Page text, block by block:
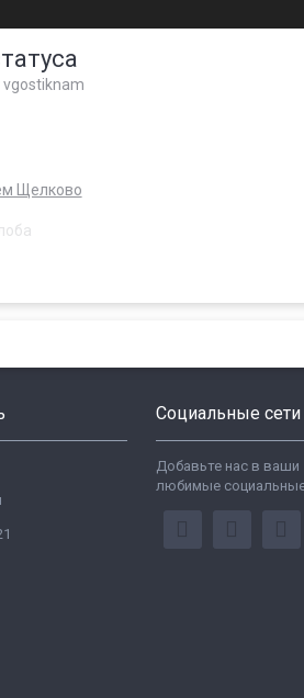
vgostiknam
Щелково
Социальные сети
Добавьте нас в ваши
любимые